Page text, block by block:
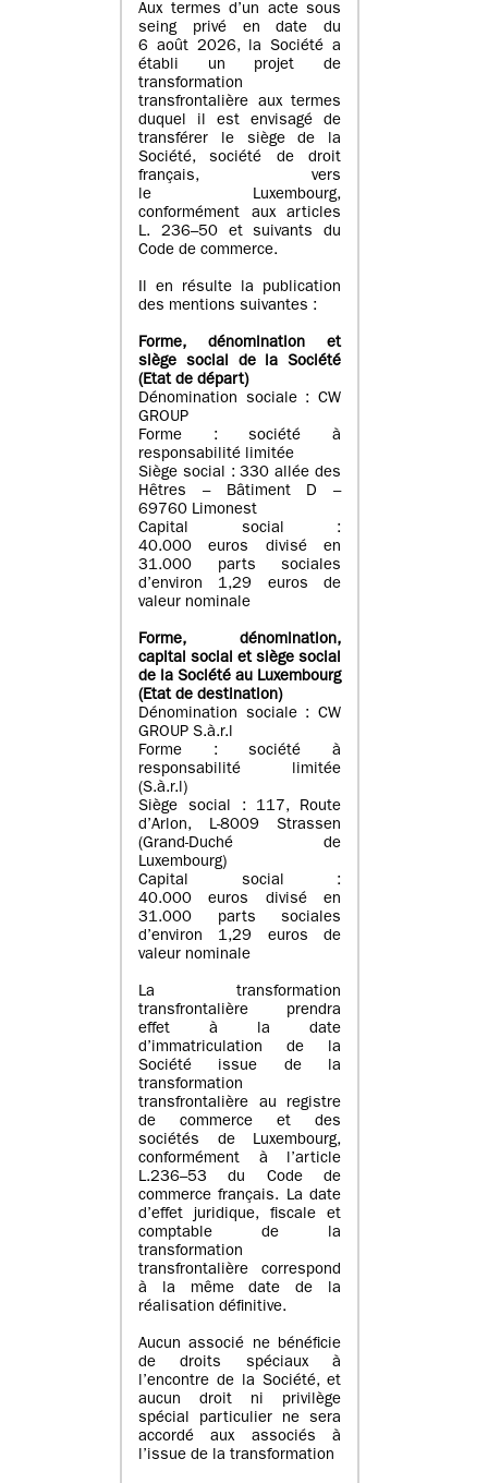
Aux termes d’un acte sous
seing privé en date du
6 août 2026, la Société a
établi un projet de
transformation
transfrontalière aux termes
duquel il est envisagé de
transférer le siège de la
Société, société de droit
français, vers
le Luxembourg,
conformément aux articles
L. 236–50 et suivants du
Code de commerce.
Il en résulte la publication
des mentions suivantes :
Forme, dénomination et
siège social de la Société
(Etatde départ)
Dénomination sociale : CW
GROUP
Forme : société à
responsabilité limitée
Siège social : 330 allée des
Hêtres – Bâtiment D –
69760 Limonest
Capital social :
40.000 euros divisé en
31.000 parts sociales
d’environ 1,29 euros de
valeur nominale
Forme, dénomination,
capital social et siège social
de la Société au Luxembourg
(Etat de destination)
Dénomination sociale : CW
GROUP S.à.r.l
Forme : société à
responsabilité limitée
(S.à.r.l)
Siège social : 117, Route
d’Arlon, L-8009 Strassen
(Grand-Duché de
Luxembourg)
Capital social :
40.000 euros divisé en
31.000 parts sociales
d’environ 1,29 euros de
valeur nominale
La transformation
transfrontalière prendra
effet à la date
d’immatriculation de la
Société issue de la
transformation
transfrontalière au registre
de commerce et des
sociétés de Luxembourg,
conformément à l’article
L.236–53 du Code de
commerce français. La date
d’effet juridique, fiscale et
comptable de la
transformation
transfrontalière correspond
à la même date de la
réalisation définitive.
Aucun associé ne bénéficie
de droits spéciaux à
l’encontre de la Société, et
aucun droit ni privilège
spécial particulier ne sera
accordé aux associés à
l’issue de la transformation